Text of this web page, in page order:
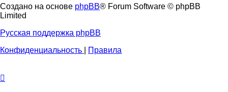
Создано на основе phpBB® Forum Software © phpBB
Limited
Русская поддержка phpBB
Конфиденциальность
Правила